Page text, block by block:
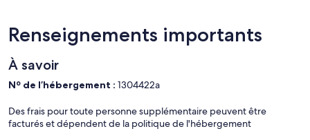
poubelle descendue ;le studio est remis correct
Renseignements importants
À savoir
Nº de l’hébergement : 1304422a
Des frais pour toute personne supplémentaire peuvent être
facturés et dépendent de la politique de l'hébergement